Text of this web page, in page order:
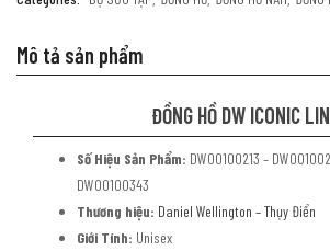
Mô tả sản phẩm
ĐỒNG HỒ DW ICONIC
Số Hiệu Sản Phẩm: DW00100213 –
DW00100343
Thương hiệu: Daniel Wellington – Thụy Điển
Giới Tính: Unisex